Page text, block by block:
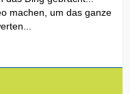
machen, um das ganze